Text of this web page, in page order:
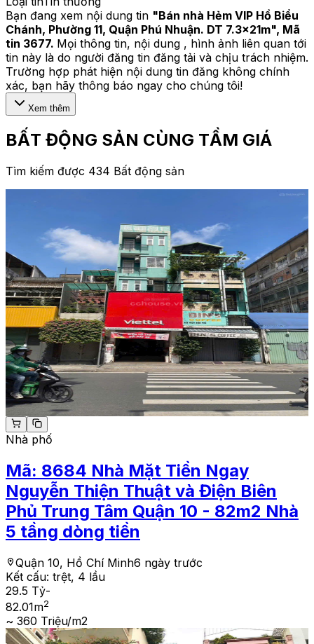
Bạn đang xem nội dung tin "Bán nhà Hẻm VIP Hồ Biểu
Chánh, Phường 11, Quận Phú Nhuận. DT 7.3x21m", Mã
tin 3677. Mọi thông tin, nội dung , hình ảnh liên quan tới
tin này là do người đăng tin đăng tải và chịu trách nhiệm.
Trường hợp phát hiện nội dung tin đăng không chính
xác, bạn hãy thông báo ngay cho chúng tôi!
Xem thêm
BẤT ĐỘNG SẢN CÙNG TẦM GIÁ
Tìm kiếm được 434 Bất động sản
Nhà phố
Mã: 8684 Nhà Mặt Tiền Ngay
Nguyễn Thiện Thuật và Điện Biên
Phủ Trung Tâm Quận 10 - 82m2 Nhà
5 tầng dòng tiền
Quận 10, Hồ Chí Minh6 ngày trước
Kết cấu: trệt, 4 lầu
29.5 Tỷ-
82.01m2
~ 360 Triệu/m2